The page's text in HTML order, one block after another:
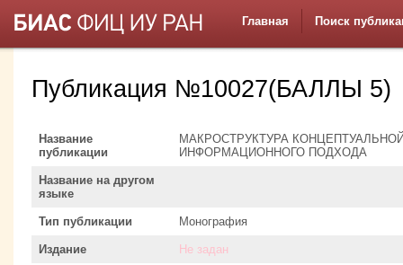
Главная Поиск
Публикация №10027(БАЛЛЫ 5)
Название
публикации
МАКРОСТРУКТУРА
ИНФОРМАЦИОННОГО ПОДХОДА
Название на другом
языке
Тип публикации Монография
Издание Не задан